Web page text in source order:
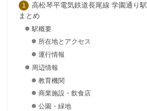
高松琴平電気鉄道長尾線 学園通り
まとめ
駅概要
所在地とアクセス
運行情報
周辺情報
教育機関
商業施設・飲食店
公園・緑地